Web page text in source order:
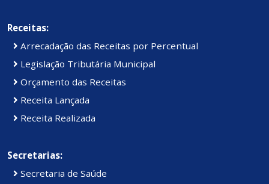
Receitas:
Arrecadação das Receitas por Percentual
Legislação Tributária Municipal
Orçamento das Receitas
Receita Lançada
Receita Realizada
Secretarias:
Secretaria de Saúde